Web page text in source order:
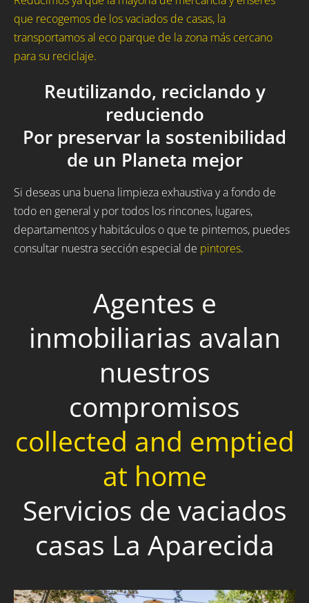
que recogemos de los vaciados de casas, la
transportamos al eco parque de la zona más cercano
para su reciclaje.
Reutilizando, reciclando y
reduciendo
Por preservar la sostenibilidad
de un Planeta mejor
Si deseas una buena limpieza exhaustiva y a fondo de
todo en general y por todos los rincones, lugares,
departamentos y habitáculos o que te pintemos, puedes
consultar nuestra sección especial de pintores.
Agentes e
inmobiliarias avalan
nuestros
compromisos
collected and emptied
at home
Servicios de vaciados
casas La Aparecida